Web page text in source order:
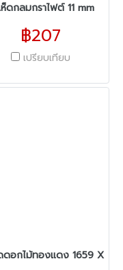
ห็ดกลมกราไฟต์ 11 mm
฿207
เปรียบเทียบ
ดอกไม้ทองแดง 1659 X